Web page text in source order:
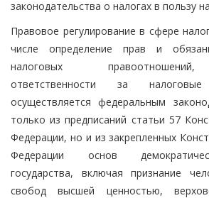
законодательства о налогах в пользу
Правовое регулирование в сфере
числе определение прав и
налоговых
ответственности за налоговые
осуществляется федеральным
только из предписаний статьи 57
Федерации, но и из закрепленных
Федерации основ
государства, включая признание
свобод высшей ценностью,